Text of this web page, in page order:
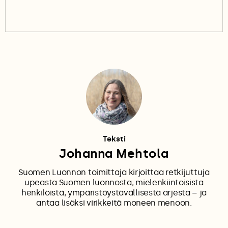
Teksti
Johanna Mehtola
Suomen Luonnon toimittaja kirjoittaa retkijuttuja
upeasta Suomen luonnosta, mielenkiintoisista
henkilöistä, ympäristöystävällisestä arjesta – ja
antaa lisäksi virikkeitä moneen menoon.